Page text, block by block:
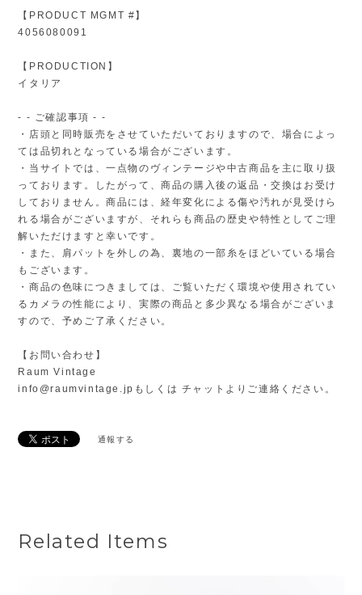
【PRODUCT MGMT #】
4056080091
【PRODUCTION】
イタリア
- - ご確認事項 - -
・店頭と同時販売をさせていただいておりますので、場合によっ
ては品切れとなっている場合がございます。
・当サイトでは、一点物のヴィンテージや中古商品を主に取り扱
っております。したがって、商品の購入後の返品・交換はお受け
しておりません。商品には、経年変化による傷や汚れが見受けら
れる場合がございますが、それらも商品の歴史や特性としてご理
解いただけますと幸いです。
・また、肩パットを外しの為、裏地の一部糸をほどいている場合
もございます。
・商品の色味につきましては、ご覧いただく環境や使用されてい
るカメラの性能により、実際の商品と多少異なる場合がございま
すので、予めご了承ください。
【お問い合わせ】
Raum Vintage
info@raumvintage.jp もしくは チャットよりご連絡ください。
通報する
Related Items